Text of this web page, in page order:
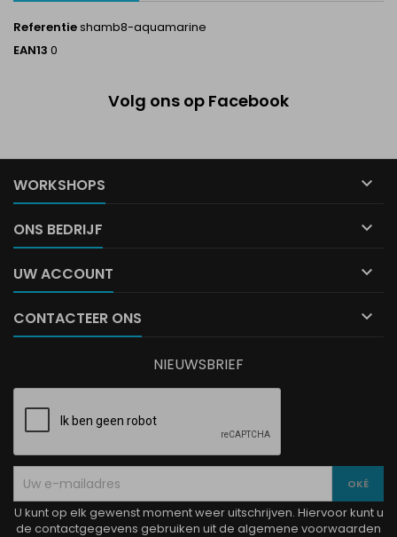
Referentieshamb8-aquamarine
EAN13 0
Volg ons op Facebook
WORKSHOPS 
ONS BEDRIJF 
UW ACCOUNT 
CONTACTEER ONS 
NIEUWSBRIEF
U kunt op elk gewenst moment weer uitschrijven. Hiervoor kunt u
de contactgegevens gebruiken uit de algemene voorwaarden